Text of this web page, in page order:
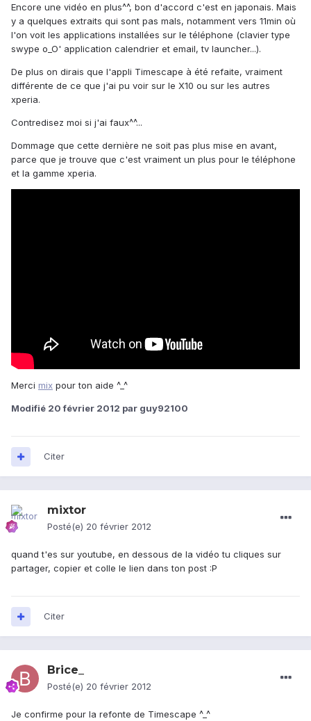
Encore une vidéo en plus^^, bon d'accord c'est en japonais. Mais
y a quelques extraits qui sont pas mals, notamment vers 11min où
l'on voit les applications installées sur le téléphone (clavier type
swype o_O' application calendrier et email, tv launcher...).
De plus on dirais que l'appli Timescape à été refaite, vraiment
différente de ce que j'ai pu voir sur le X10 ou sur les autres
xperia.
Contredisez moi si j'ai faux^^...
Dommage que cette dernière ne soit pas plus mise en avant,
parce que je trouve que c'est vraiment un plus pour le téléphone
et la gamme xperia.
Merci mix pour ton aide ^_^
Modifié 20 février 2012 par guy92100
Citer
mixtor
Posté(e) 20 février 2012
quand t'es sur youtube, en dessous de la vidéo tu cliques sur
partager, copier et colle le lien dans ton post :P
Citer
Brice_
Posté(e) 20 février 2012
Je confirme pour la refonte de Timescape ^_^